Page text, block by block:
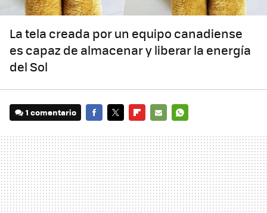
La tela creada por un equipo canadiense
es capaz de almacenar y liberar la energía
del Sol
1 comentario
MAIL